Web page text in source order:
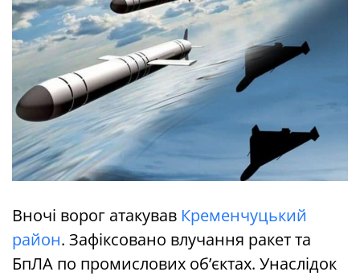
Вночі ворог атакував Кременчуцький
район. Зафіксовано влучання ракет та
БпЛА по промислових обʼєктах. Унаслідок